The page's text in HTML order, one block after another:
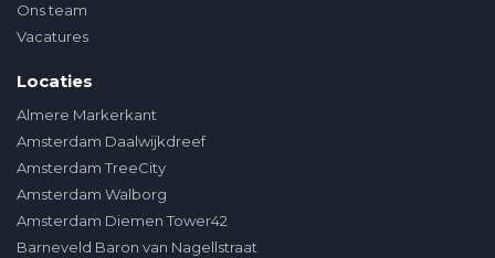
Ons team
Vacatures
Locaties
Almere Markerkant
Amsterdam Daalwijkdreef
Amsterdam TreeCity
Amsterdam Walborg
Amsterdam Diemen Tower42
Barneveld Baron van Nagellstraat